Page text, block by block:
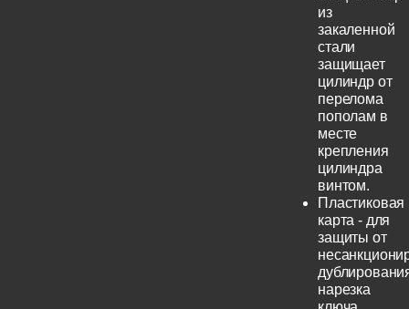
из
закаленной
стали
защищает
цилиндр от
перелома
пополам в
месте
крепления
цилиндра
винтом.
Пластиковая
карта - для
защиты от
нарезка